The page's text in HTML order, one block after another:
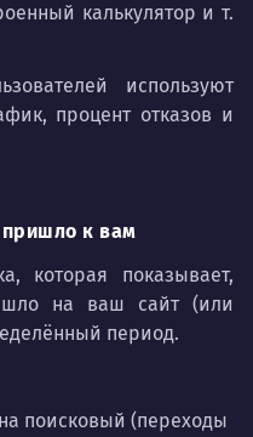
калькулятор и т.
используют
процент отказов и
к вам
которая показывает,
на ваш сайт (или
период.
поисковый (переходы